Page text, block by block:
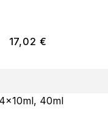
17,02 €